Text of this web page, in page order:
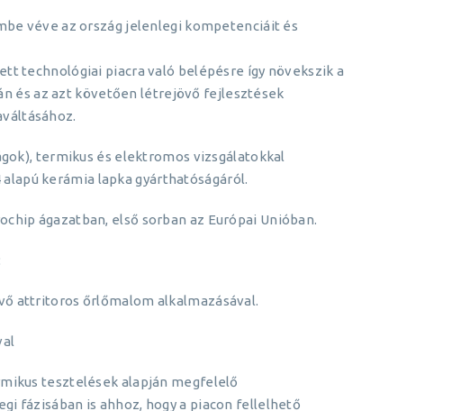
véve az ország jelenlegi kompetenciáit és
technológiai piacra való belépésre így növekszik a
és az azt követően létrejövő fejlesztések
termikus és elektromos vizsgálatokkal
kerámia lapka gyárthatóságáról.
ágazatban, első sorban az Európai Unióban.
attritoros őrlőmalom alkalmazásával.
tesztelések alapján megfelelő
fázisában is ahhoz, hogy a piacon fellelhető